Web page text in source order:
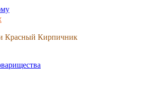
Красный Кирпичник